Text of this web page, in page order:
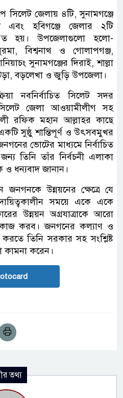
সিলেট জেলায় ৪টি, সুনামগঞ্জে
এবং হবিগঞ্জে জেলার ২টি
হয়। উপজেলাগুলো হলো-
বিশ্বনাথ ও গোলাপগঞ্জ,
সুনামগঞ্জের দিরাই, শাল্লা
বড়লেখা ও জুড়ি উপজেলা।
নবনির্বাচিত সিলেট সদর
জেলা আওয়ামীলীগ সহ
রফিক মহান আল্লাহর কাছে
সুষ্ঠু শান্তিপূর্ণ ও উৎসবমুখর
ভোটের মাধ্যমে নির্বাচিত
তিনি তাঁর নির্বচনী এলাকা
ধন্যবাদ জানান।
জনগনকে উন্নয়নের ক্ষেত্রে যে
সময়ে একে একে
উন্নয়ন অগ্রযাত্রাকে আরো
কাজ করব। জনগনের কল্যাণ ও
তিনি সরকার সহ সংশ্লিষ্ট
করেন।
তথ্য